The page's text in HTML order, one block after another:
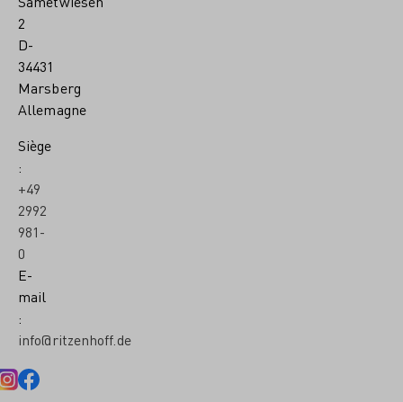
2
D-
34431
Marsberg
Allemagne
Siège
:
+49
2992
981-
0
E-
mail
:
info@ritzenhoff.de